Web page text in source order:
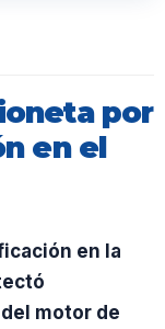
por
en el
en la
motor de